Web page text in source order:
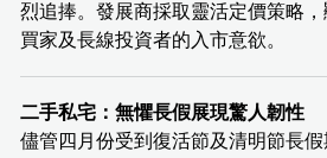
烈追捧。發展商採取靈活定價策略
買家及長線投資者的入市意欲。
二手私宅：無懼長假展現驚人韌性
儘管四月份受到復活節及清明節長